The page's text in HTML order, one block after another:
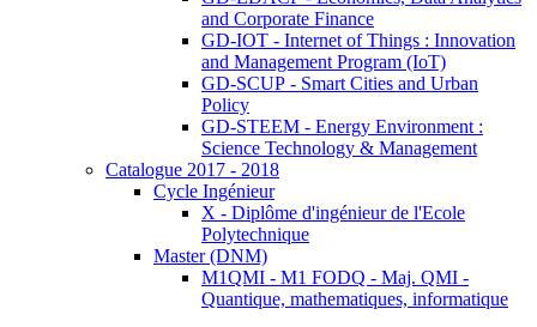
and Corporate Finance
GD-IOT - Internet of Things : Innovation
and Management Program (IoT)
GD-SCUP - Smart Cities and Urban
Policy
GD-STEEM - Energy Environment :
Science Technology & Management
Catalogue 2017 - 2018
Cycle Ingénieur
X - Diplôme d'ingénieur de l'Ecole
Polytechnique
Master (DNM)
M1QMI - M1 FODQ - Maj. QMI -
Quantique, mathematiques, informatique